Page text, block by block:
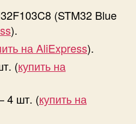
(STM32 Blue
).
на AliExpress).
(купить на
4 шт. (купить на